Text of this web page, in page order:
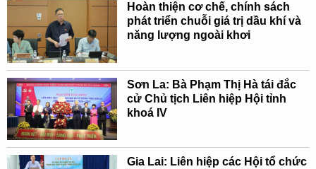
Hoàn thiện cơ chế, chính sách
phát triển chuỗi giá trị dầu khí và
năng lượng ngoài khơi
Sơn La: Bà Phạm Thị Hà tái đắc
cử Chủ tịch Liên hiệp Hội tỉnh
khoá IV
Gia Lai: Liên hiệp các Hội tổ chức